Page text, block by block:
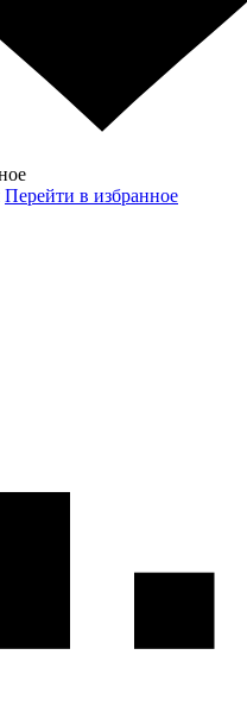
Перейти в избранное